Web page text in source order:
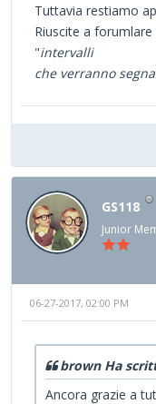
Tuttavia restiamo
Riuscite a
"intervalli
che verranno
GS118
Junior
06-27-2017, 02:00 PM
brown Ha
Ancora grazie a